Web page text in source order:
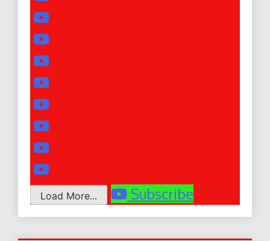
Load More... Subscribe